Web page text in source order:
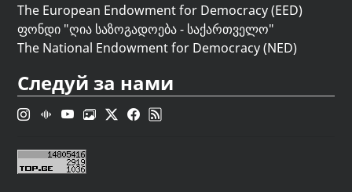
The European Endowment for Democracy (EED)
ფონდი "ღია საზოგადოება - საქართველო"
The National Endowment for Democracy (NED)
Следуй за нами